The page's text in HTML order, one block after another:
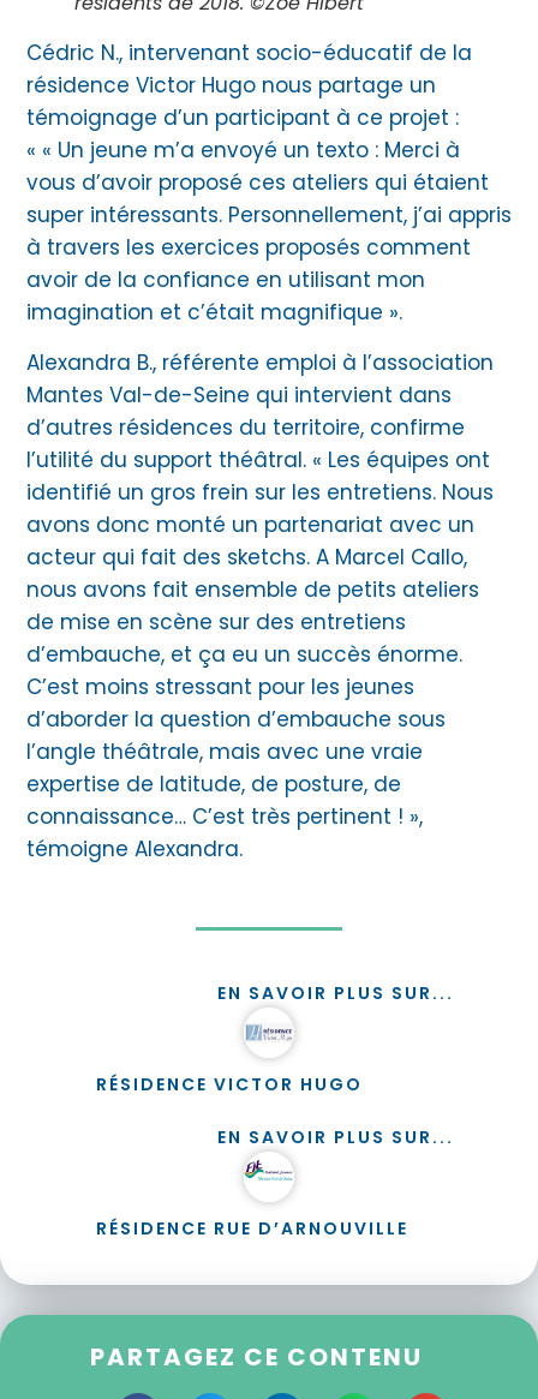
Cédric N., intervenant socio-éducatif de la
résidence Victor Hugo nous partage un
témoignage d’un participant à ce projet :
« « Un jeune m’a envoyé un texto : Merci à
vous d’avoir proposé ces ateliers qui étaient
super intéressants. Personnellement, j’ai appris
à travers les exercices proposés comment
avoir de la confiance en utilisant mon
imagination et c’était magnifique ».
Alexandra B., référente emploi à l’association
Mantes Val-de-Seine qui intervient dans
d’autres résidences du territoire, confirme
l’utilité du support théâtral. « Les équipes ont
identifié un gros frein sur les entretiens. Nous
avons donc monté un partenariat avec un
acteur qui fait des sketchs. A Marcel Callo,
nous avons fait ensemble de petits ateliers
de mise en scène sur des entretiens
d’embauche, et ça eu un succès énorme.
C’est moins stressant pour les jeunes
d’aborder la question d’embauche sous
l’angle théâtrale, mais avec une vraie
expertise de latitude, de posture, de
connaissance… C’est très pertinent ! »,
témoigne Alexandra.
EN SAVOIR PLUS SUR...
RÉSIDENCE VICTOR HUGO
EN SAVOIR PLUS SUR...
RÉSIDENCE RUE D’ARNOUVILLE
PARTAGEZ CE CONTENU